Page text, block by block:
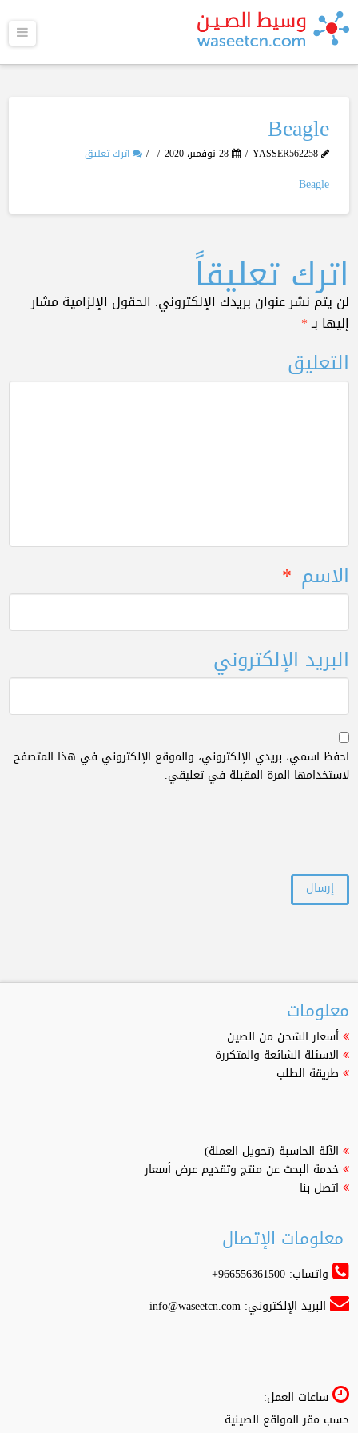
Beagle
YASSER562258 28 نوفمبر، 2020 اترك تعليق
Beagle
اترك تعليقاً
لن يتم نشر عنوان بريدك الإلكتروني. الحقول الإلزامية مشار
إليها بـ*
التعليق
الاسم *
البريد الإلكتروني
احفظ اسمي، بريدي الإلكتروني، والموقع الإلكتروني في هذا المتصفح
لاستخدامها المرة المقبلة في تعليقي.
معلومات
أسعار الشحن من الصين
الاسئلة الشائعة والمتكررة
طريقة الطلب
الآلة الحاسبة (تحويل العملة)
خدمة البحث عن منتج وتقديم عرض أسعار
اتصل بنا
معلومات الإتصال
واتساب: 966556361500+
البريد الإلكتروني:info@waseetcn.com
ساعات العمل:
حسب مقر المواقع الصينية